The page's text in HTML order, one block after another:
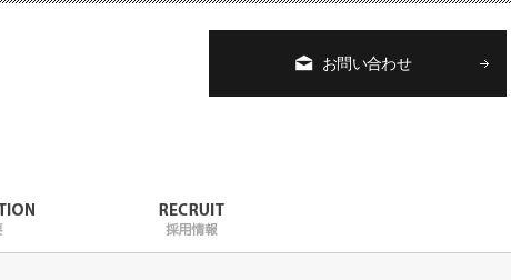
お問い合わせ